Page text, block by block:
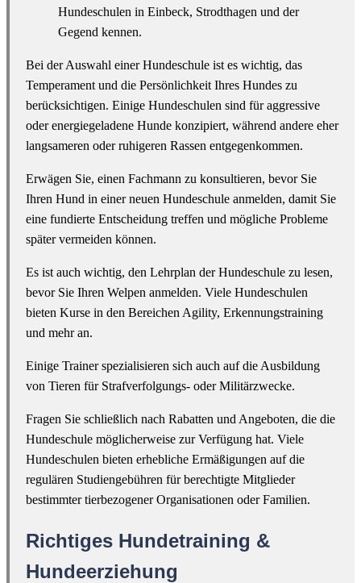
Hundeschulen in Einbeck, Strodthagen und der
Gegend kennen.
Bei der Auswahl einer Hundeschule ist es wichtig, das
Temperament und die Persönlichkeit Ihres Hundes zu
berücksichtigen. Einige Hundeschulen sind für aggressive
oder energiegeladene Hunde konzipiert, während andere eher
langsameren oder ruhigeren Rassen entgegenkommen.
Erwägen Sie, einen Fachmann zu konsultieren, bevor Sie
Ihren Hund in einer neuen Hundeschule anmelden, damit Sie
eine fundierte Entscheidung treffen und mögliche Probleme
später vermeiden können.
Es ist auch wichtig, den Lehrplan der Hundeschule zu lesen,
bevor Sie Ihren Welpen anmelden. Viele Hundeschulen
bieten Kurse in den Bereichen Agility, Erkennungstraining
und mehr an.
Einige Trainer spezialisieren sich auch auf die Ausbildung
von Tieren für Strafverfolgungs- oder Militärzwecke.
Fragen Sie schließlich nach Rabatten und Angeboten, die die
Hundeschule möglicherweise zur Verfügung hat. Viele
Hundeschulen bieten erhebliche Ermäßigungen auf die
regulären Studiengebühren für berechtigte Mitglieder
bestimmter tierbezogener Organisationen oder Familien.
Richtiges Hundetraining &
Hundeerziehung